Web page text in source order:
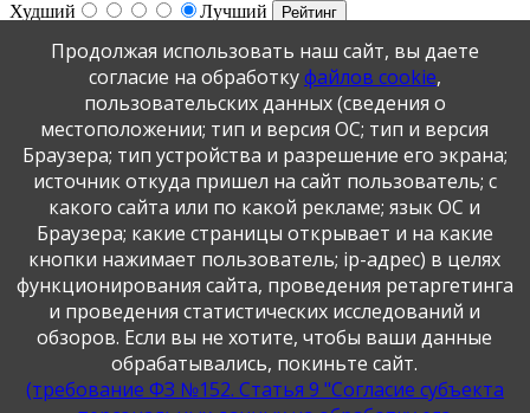
Худший
Лучший
По результатам участия 6 человек заняли 1 место, 4 человека 2
место. С работами юных художников можно ознакомиться в
кабинете Изостудии, где в данное время проходит выставка.,
Публикация персональных данных, в том числе
фотографий, производится в соответствии с Федеральным
законом от 27.07.2006 г. № 152-ФЗ " О персональных
данных", с согласия субъекта персональных данных".
Продолжая использовать наш сайт, вы даете
согласие на обработкуфайлов cookie,
пользовательских данных (сведения о
местоположении; тип и версия ОС; тип и версия
Браузера; тип устройства и разрешение его экрана;
источник откуда пришел на сайт пользователь; с
какого сайта или по какой рекламе; язык ОС и
Браузера; какие страницы открывает и на какие
кнопки нажимает пользователь; ip-адрес) в целях
функционирования сайта, проведения ретаргетинга
и проведения статистических исследований и
обзоров. Если вы не хотите, чтобы ваши данные
обрабатывались, покиньте сайт.
(требование ФЗ №152. Статья 9 "Согласие субъекта